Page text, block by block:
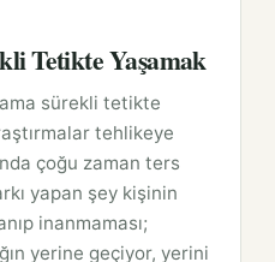
Tetikte Yaşamak
sürekli tetikte
tehlikeye
çoğu zaman ters
yapan şey kişinin
inanmaması;
yerine geçiyor, yerini